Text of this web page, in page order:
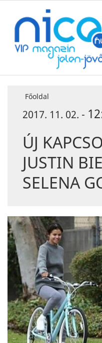
Főoldal
2017. 11. 02. -
ÚJ
JUSTIN
SELENA